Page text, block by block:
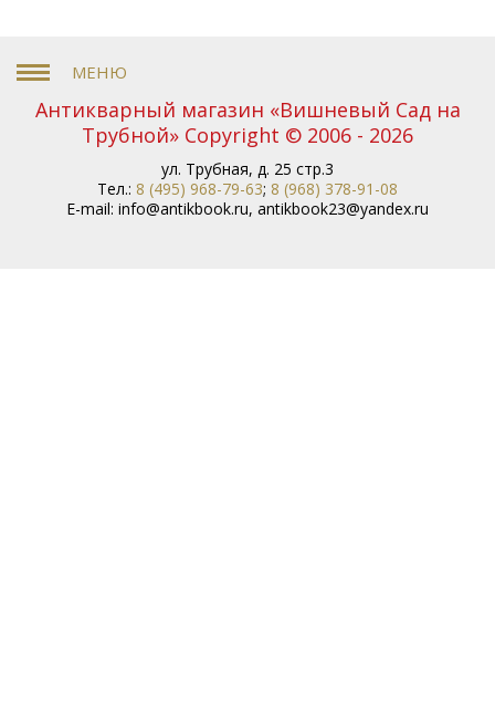
Антикварный магазин «Вишневый Сад на
Трубной» Copyright © 2006 - 2026
ул. Трубная, д. 25 стр.3
Тел.: 8 (495) 968-79-63; 8 (968) 378-91-08
E-mail: info@antikbook.ru, antikbook23@yandex.ru